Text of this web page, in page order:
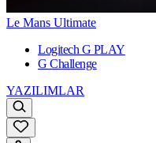
Le Mans Ultimate
Logitech G PLAY
G Challenge
YAZILIMLAR